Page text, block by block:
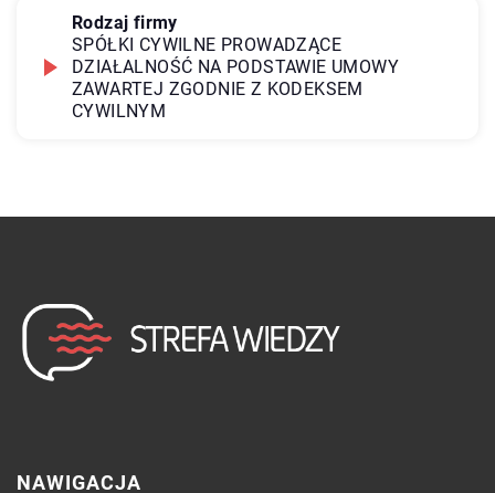
Rodzaj firmy
SPÓŁKI CYWILNE PROWADZĄCE
DZIAŁALNOŚĆ NA PODSTAWIE UMOWY
ZAWARTEJ ZGODNIE Z KODEKSEM
CYWILNYM
NAWIGACJA